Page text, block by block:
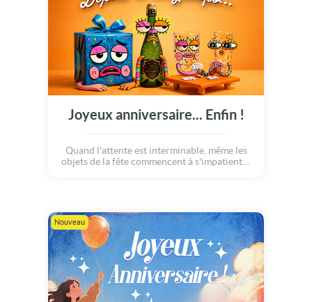
Joyeux anniversaire... Enfin !
Quand l'attente est interminable, même les
objets de la fête commencent à s'impatienter
Nouveau